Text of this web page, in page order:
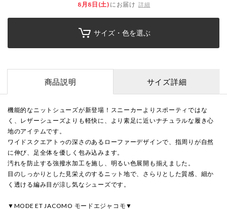
8月8日(土) にお届け 詳細
サイズ・色を選ぶ
商品説明 サイズ詳細
機能的なニットシューズが新登場！スニーカーよりスポーティではな
く、レザーシューズよりも軽快に、より素足に近いナチュラルな履き心
地のアイテムです。
ワイドスクエアトゥの深さのあるローファーデザインで、指周りが自然
に伸び、足全体を優しく包み込みます。
汚れを防止する強撥水加工を施し、明るい色展開も揃えました。
目のしっかりとした見栄えのするニット地で、さらりとした質感、細か
く透ける編み目が涼し気なシューズです。
▼MODE ET JACOMO モードエジャコモ▼